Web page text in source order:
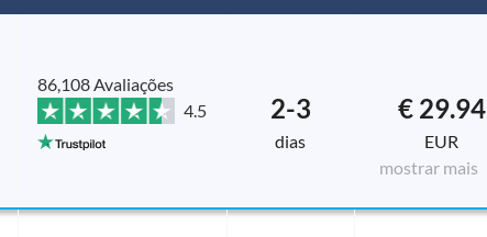
86,108 Avaliações
4.5
2-3
dias
€ 29.94
EUR
mostrar mais